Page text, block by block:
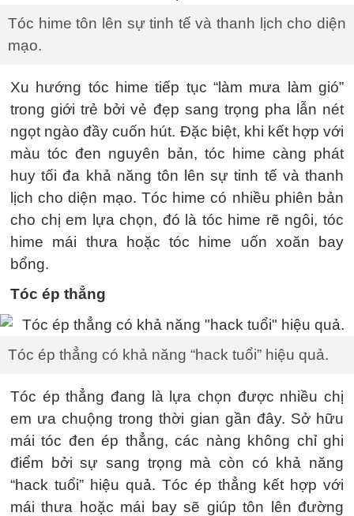
Tóc hime tôn lên sự tinh tế và thanh lịch cho diện
mạo.
Xu hướng tóc hime tiếp tục “làm mưa làm gió”
trong giới trẻ bởi vẻ đẹp sang trọng pha lẫn nét
ngọt ngào đầy cuốn hút. Đặc biệt, khi kết hợp với
màu tóc đen nguyên bản, tóc hime càng phát
huy tối đa khả năng tôn lên sự tinh tế và thanh
lịch cho diện mạo. Tóc hime có nhiều phiên bản
cho chị em lựa chọn, đó là tóc hime rẽ ngôi, tóc
hime mái thưa hoặc tóc hime uốn xoăn bay
bổng.
Tóc ép thẳng
Tóc ép thẳng có khả năng “hack tuổi” hiệu quả.
Tóc ép thẳng đang là lựa chọn được nhiều chị
em ưa chuộng trong thời gian gần đây. Sở hữu
mái tóc đen ép thẳng, các nàng không chỉ ghi
điểm bởi sự sang trọng mà còn có khả năng
“hack tuổi” hiệu quả. Tóc ép thẳng kết hợp với
mái thưa hoặc mái bay sẽ giúp tôn lên đường